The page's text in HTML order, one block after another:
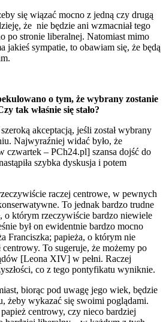
się wiązać mocno z jedną czy drugą
że nie będzie ani wzmacniał tego
po stronie liberalnej. Natomiast mimo
jakieś sympatie, to obawiam się, że będą
o tym, że wybrany zostanie
tak właśnie się stało?
akceptacją, jeśli został wybrany
Najwyraźniej widać było, że
czwartek – PCh24.pl] szansa dojść do
szybka dyskusja i potem
raczej centrowe, w pewnych
To jednak bardzo trudne
o którym rzeczywiście bardzo niewiele
był on ewidentnie bardzo mocno
Franciszka; papieża, o którym nie
To sugeruje, że możemy po
[Leona XIV] w pełni. Raczej
co z tego pontyfikatu wyniknie.
biorąc pod uwagę jego wiek, będzie
żeby wykazać się swoimi poglądami.
centrowy, czy nieco bardziej